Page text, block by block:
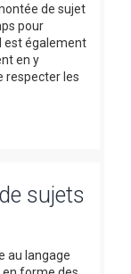
de sujet
pour
est également
en y
respecter les
sujets
au langage